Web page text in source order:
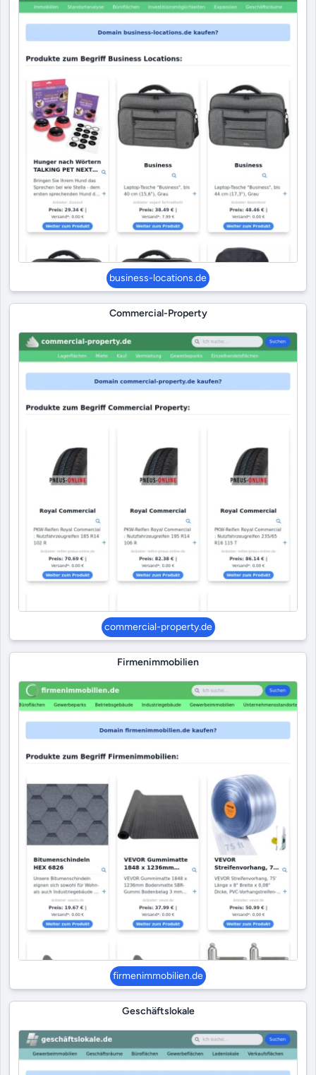
business-locations.de
Commercial-Property
commercial-property.de
Firmenimmobilien
firmenimmobilien.de
Geschäftslokale